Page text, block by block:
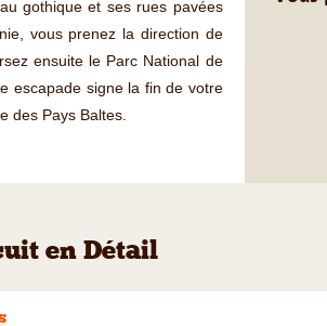
gothique et ses rues pavées
vous prenez la direction de
ensuite le Parc National de
escapade signe la fin de votre
des Pays Baltes.
en Détail